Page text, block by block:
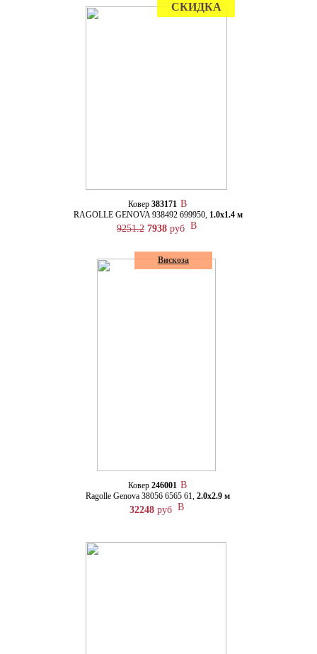
СКИДКА
Ковер 383171
RAGOLLE GENOVA 938492 699950, 1.0х1.4 м
9251.2 7938 руб
Вискоза
Ковер 246001
Ragolle Genova 38056 6565 61, 2.0х2.9 м
32248 руб